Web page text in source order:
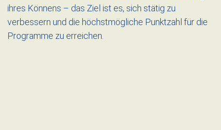
ihres Könnens – das Ziel ist es, sich stätig zu
verbessern und die höchstmögliche Punktzahl für die
Programme zu erreichen.